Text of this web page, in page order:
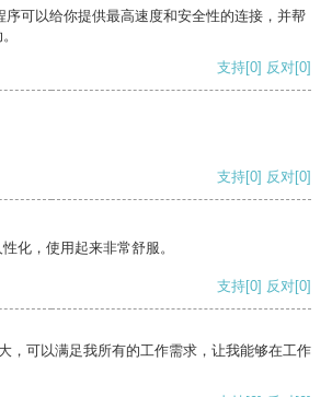
序可以给你提供最高速度和安全性的连接，并帮
支持[0] 反对[0]
支持[0] 反对[0]
化，使用起来非常舒服。
支持[0] 反对[0]
，可以满足我所有的工作需求，让我能够在工作